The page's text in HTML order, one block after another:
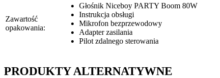
Zawartość
opakowania:
Głośnik Niceboy PARTY Boom 80W
Instrukcja obsługi
Mikrofon bezprzewodowy
Adapter zasilania
Pilot zdalnego sterowania
PRODUKTY ALTERNATYWNE